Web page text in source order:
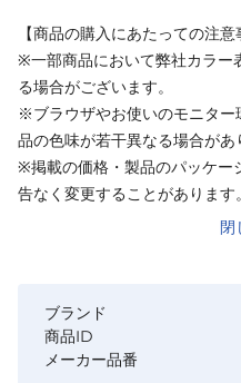
【商品の購入にあたっての注意
※一部商品において弊社カラー
る場合がございます。
※ブラウザやお使いのモニタ
品の色味が若干異なる場合があ
※掲載の価格・製品のパッケー
告なく変更することがあります
閉
ブランド
商品ID
メーカー品番